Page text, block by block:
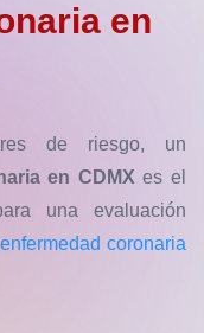
en
de riesgo, un
en CDMX es el
una evaluación
coronaria